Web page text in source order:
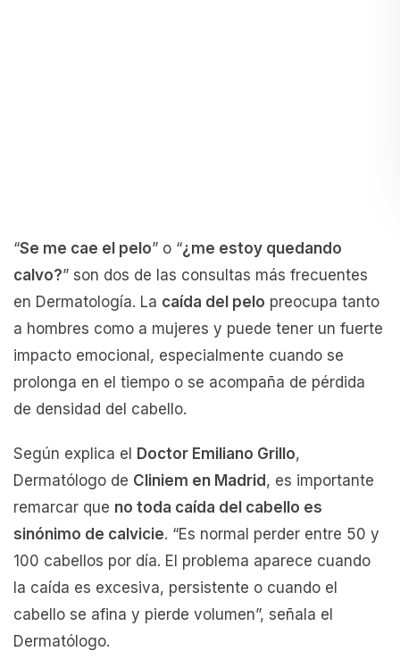
“Se me cae el pelo” o “¿me estoy quedando
calvo?” son dos de las consultas más frecuentes
en Dermatología. La caída del pelo preocupa tanto
a hombres como a mujeres y puede tener un fuerte
impacto emocional, especialmente cuando se
prolonga en el tiempo o se acompaña de pérdida
de densidad del cabello.
Según explica el Doctor Emiliano Grillo,
Dermatólogo de Cliniem en Madrid , es importante
remarcar que no toda caída del cabello es
sinónimo de calvicie. “Es normal perder entre 50 y
100 cabellos por día. El problema aparece cuando
la caída es excesiva, persistente o cuando el
cabello se afina y pierde volumen”, señala el
Dermatólogo.